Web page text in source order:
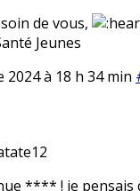
de vous,
Jeunes
2024 à 18 h 34 min
**** ! je pensais